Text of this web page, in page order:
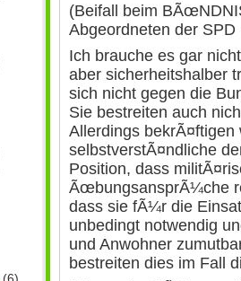
(Beifall beim
Abgeordneten der
Ich brauche es gar
aber sicherheitshalber
sich nicht gegen die
Sie bestreiten auch
Allerdings bekrÃ¤ftigen
selbstverstÃ¤ndliche
Position, dass
ÃœbungsansprÃ¼che
dass sie fÃ¼r die
unbedingt notwendig
und Anwohner
bestreiten dies im Fall